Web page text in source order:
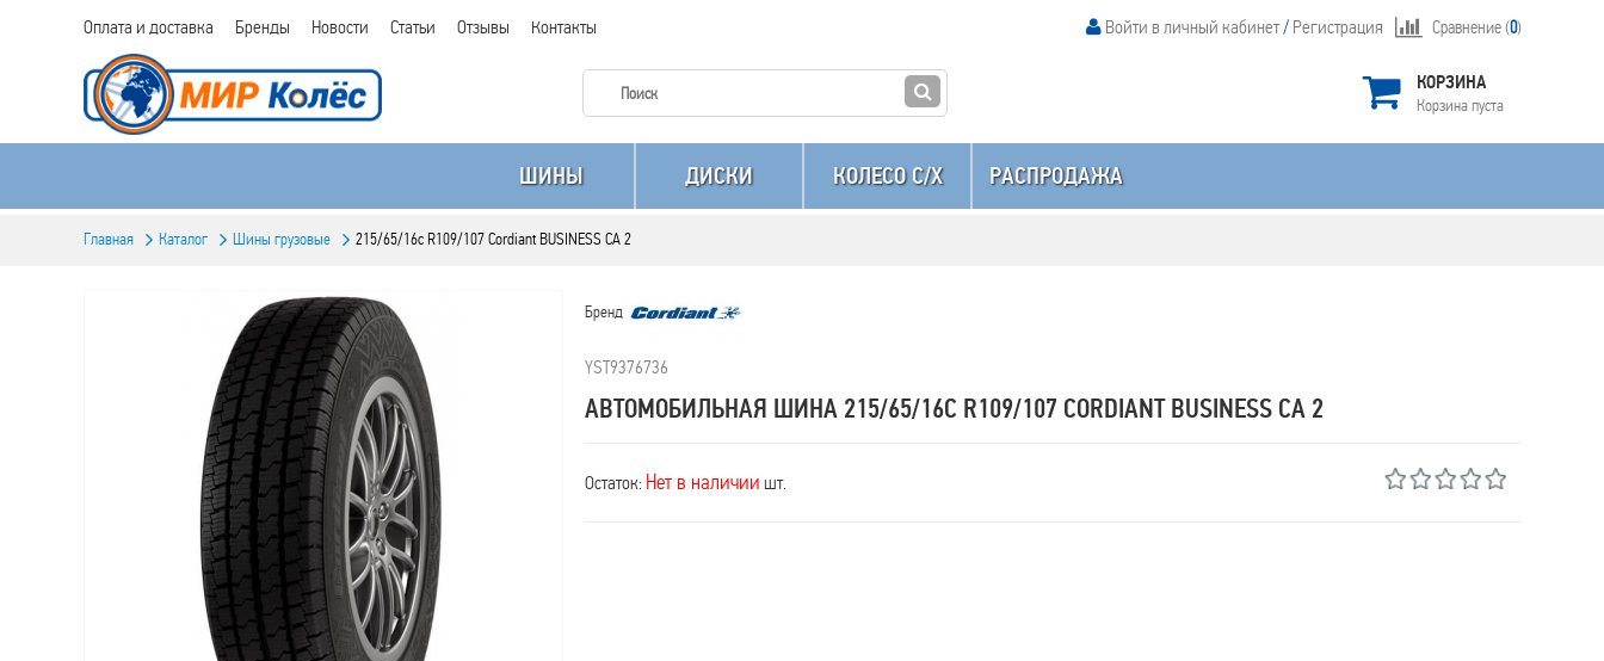
Оплата и доставка Бренды Новости Статьи Отзывы Контакты Сравнение (0)
Войти в личный кабинет/ Регистрация
КОРЗИНА
Корзина пуста
ШИНЫ ДИСКИ КОЛЕСО C/X РАСПРОДАЖА
Главная Каталог Шины грузовые 215/65/16c R109/107 Cordiant BUSINESS CA 2
Бренд
YST9376736
АВТОМОБИЛЬНАЯ ШИНА 215/65/16C R109/107 CORDIANT BUSINESS CA 2
Остаток: Нет в наличии шт.